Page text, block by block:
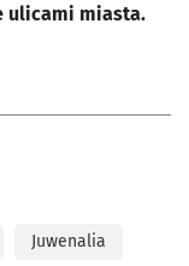
ulicami miasta.
Juwenalia